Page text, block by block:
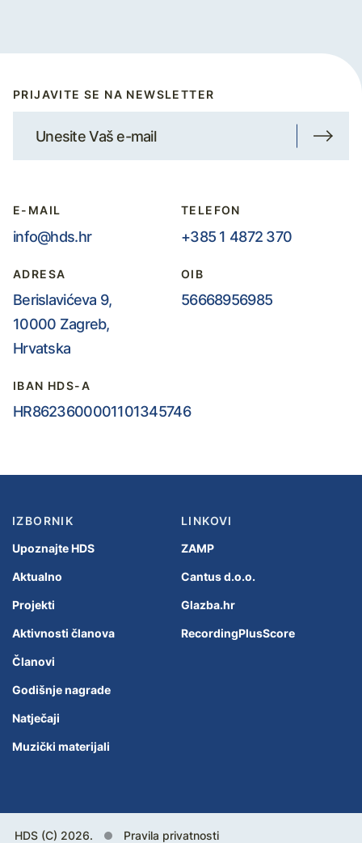
PRIJAVITE SE NA NEWSLETTER
E-MAIL
info@hds.hr
TELEFON
+385 1 4872 370
ADRESA
Berislavićeva 9,
10000 Zagreb,
Hrvatska
OIB
56668956985
IBAN HDS-A
HR8623600001101345746
IZBORNIK
Upoznajte HDS
Aktualno
Projekti
Aktivnosti članova
Članovi
Godišnje nagrade
Natječaji
Muzički materijali
LINKOVI
ZAMP
Cantus d.o.o.
Glazba.hr
RecordingPlusScore
HDS (C) 2026. Pravila privatnosti